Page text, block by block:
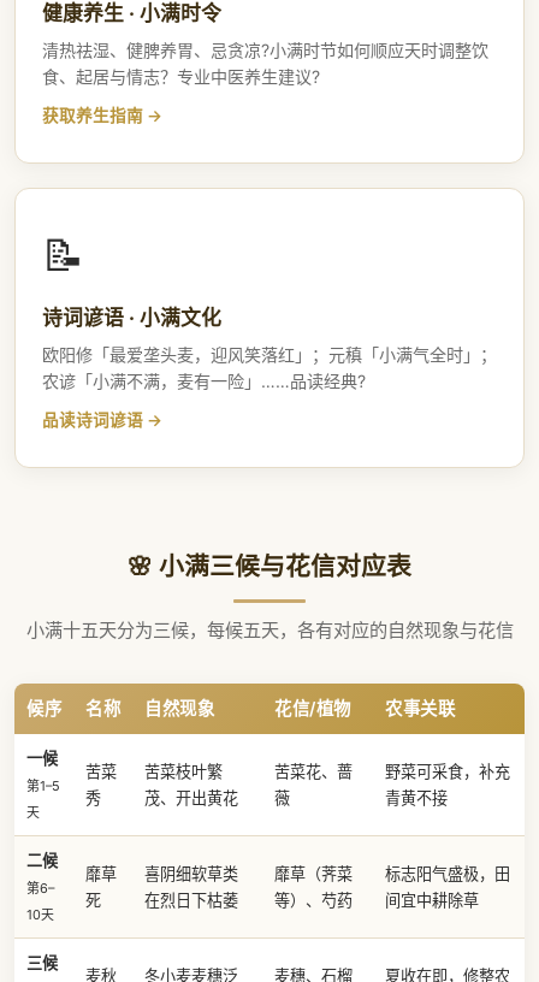
健康养生 · 小满时令
清热祛湿、健脾养胃、忌贪凉?小满时节如何顺应天时调整饮
食、起居与情志？专业中医养生建议?
获取养生指南
📝
诗词谚语 · 小满文化
欧阳修「最爱垄头麦，迎风笑落红」；元稹「小满气全时」；
农谚「小满不满，麦有一险」……品读经典?
品读诗词谚语
🌸 小满三候与花信对应表
小满十五天分为三候，每候五天，各有对应的自然现象与花信
候序 名称 自然现象 花信/植物 农事关联
一候
第1–5
天
苦菜
秀
苦菜枝叶繁
茂、开出黄花
苦菜花、蔷
薇
野菜可采食，补充
青黄不接
二候
第6–
10天
靡草
死
喜阴细软草类
在烈日下枯萎
靡草（荠菜
等）、芍药
标志阳气盛极，田
间宜中耕除草
三候
麦秋
冬小麦麦穗泛
麦穗、石榴
夏收在即，修整农